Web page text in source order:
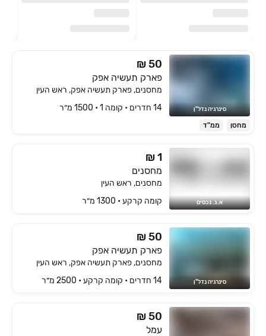
סינרגיה נדל"ן
₪ 50
פארק תעשיה אפק
מחסנים, פארק תעשיה אפק, ראש העין
14 חדרים • קומה ‎1‏ • 1500 מ״ר
מחסן ממ"ד
א.ג. נכסים
₪ 1
מחסנים
מחסנים, ראש העין
קומה ‎קרקע‏ • 1300 מ״ר
סינרגיה נדל"ן
₪ 50
פארק תעשיה אפק
מחסנים, פארק תעשיה אפק, ראש העין
14 חדרים • קומה ‎קרקע‏ • 2500 מ״ר
₪ 50
עמל